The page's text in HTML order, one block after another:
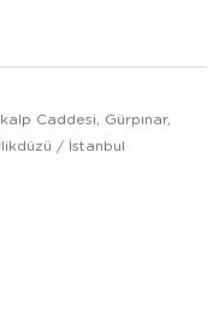
Caddesi, Gürpınar,
/ İstanbul